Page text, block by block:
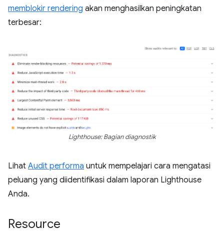
memblokir rendering akan menghasilkan peningkatan
terbesar:
Lighthouse: Bagian diagnostik
Lihat Audit performa untuk mempelajari cara mengatasi
peluang yang diidentifikasi dalam laporan Lighthouse
Anda.
Resource